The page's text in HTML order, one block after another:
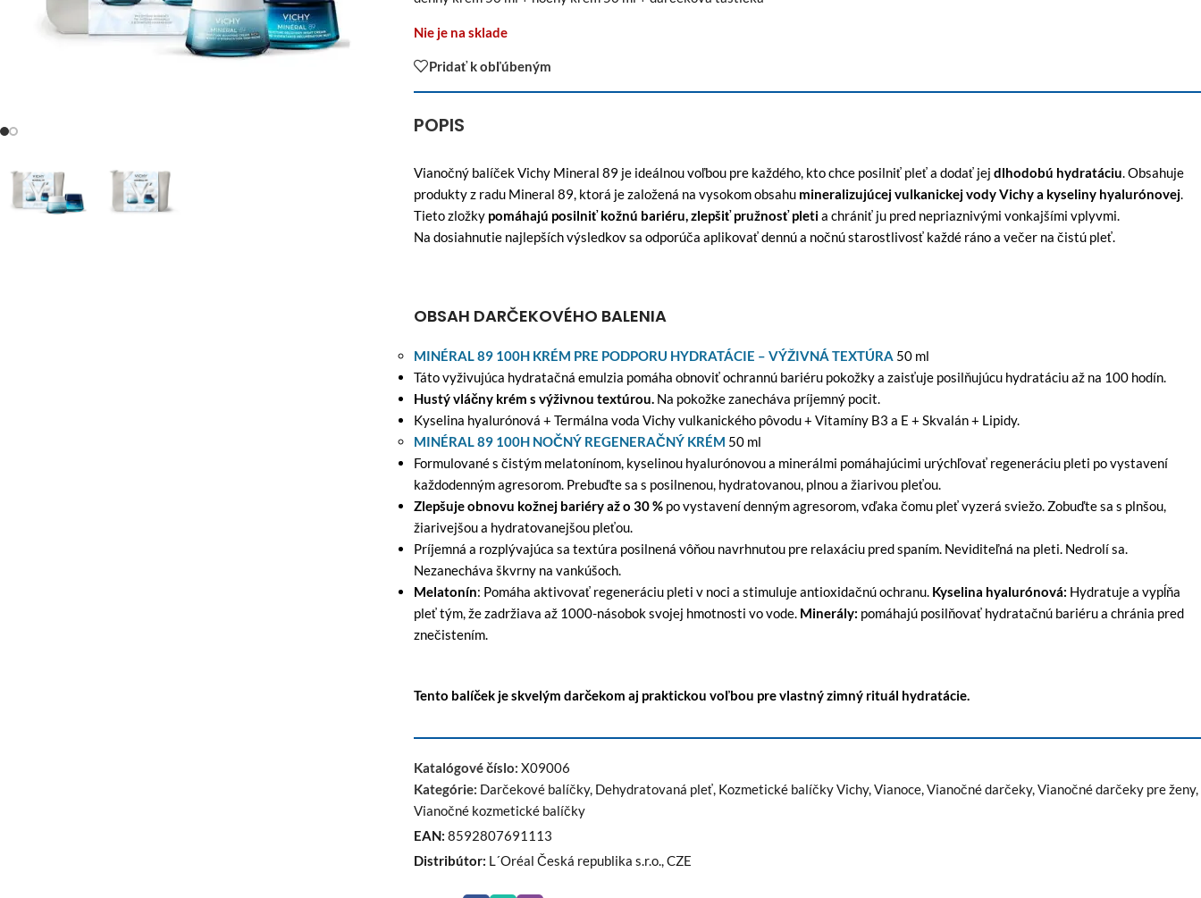
Nie je na sklade
Pridať k obľúbeným
POPIS
Vianočný balíček Vichy Mineral 89 je ideálnou voľbou pre každého, kto chce posilniť pleť a dodať jej dlhodobú hydratáciu. Obsahuje
produkty z radu Mineral 89, ktorá je založená na vysokom obsahu mineralizujúcej vulkanickej vody Vichy a kyseliny hyalurónovej.
Tieto zložky pomáhajú posilniť kožnú bariéru, zlepšiť pružnosť pletia chrániť ju pred nepriaznivými vonkajšími vplyvmi.
Na dosiahnutie najlepších výsledkov sa odporúča aplikovať dennú a nočnú starostlivosť každé ráno a večer na čistú pleť.
OBSAH DARČEKOVÉHO BALENIA
MINÉRAL 89 100H KRÉM PRE PODPORU HYDRATÁCIE – VÝŽIVNÁ TEXTÚRA 50 ml
Táto vyživujúca hydratačná emulzia pomáha obnoviť ochrannú bariéru pokožky a zaisťuje posilňujúcu hydratáciu až na 100 hodín.
Hustý vláčny krém s výživnou textúrou. Na pokožke zanecháva príjemný pocit.
Kyselina hyalurónová + Termálna voda Vichy vulkanického pôvodu + Vitamíny B3 a E + Skvalán + Lipidy.
MINÉRAL 89 100H NOČNÝ REGENERAČNÝ KRÉM 50 ml
Formulované s čistým melatonínom, kyselinou hyalurónovou a minerálmi pomáhajúcimi urýchľovať regeneráciu pleti po vystavení
každodenným agresorom. Prebuďte sa s posilnenou, hydratovanou, plnou a žiarivou pleťou.
Zlepšuje obnovu kožnej bariéry až o 30 % po vystavení denným agresorom, vďaka čomu pleť vyzerá sviežo. Zobuďte sa s plnšou,
žiarivejšou a hydratovanejšou pleťou.
Príjemná a rozplývajúca sa textúra posilnená vôňou navrhnutou pre relaxáciu pred spaním. Neviditeľná na pleti. Nedrolí sa.
Nezanecháva škvrny na vankúšoch.
Melatonín: Pomáha aktivovať regeneráciu pleti v noci a stimuluje antioxidačnú ochranu. Kyselina hyalurónová: Hydratuje a vypĺňa
pleť tým, že zadržiava až 1000-násobok svojej hmotnosti vo vode. Minerály: pomáhajú posilňovať hydratačnú bariéru a chránia pred
znečistením.
Tento balíček je skvelým darčekom aj praktickou voľbou pre vlastný zimný rituál hydratácie.
Katalógové číslo: X09006
Kategórie: Darčekové balíčky, Dehydratovaná pleť, Kozmetické balíčky Vichy,Vianoce,Vianočné darčeky,Vianočné darčeky pre ženy,
Vianočné kozmetické balíčky
EAN: 8592807691113
Distribútor: L´Oréal Česká republika s.r.o., CZE